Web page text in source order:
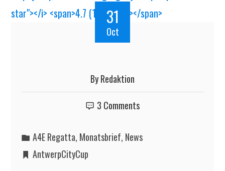
31
Oct
ByRedaktion
3 Comments
A4E Regatta, Monatsbrief, News
AntwerpCityCup